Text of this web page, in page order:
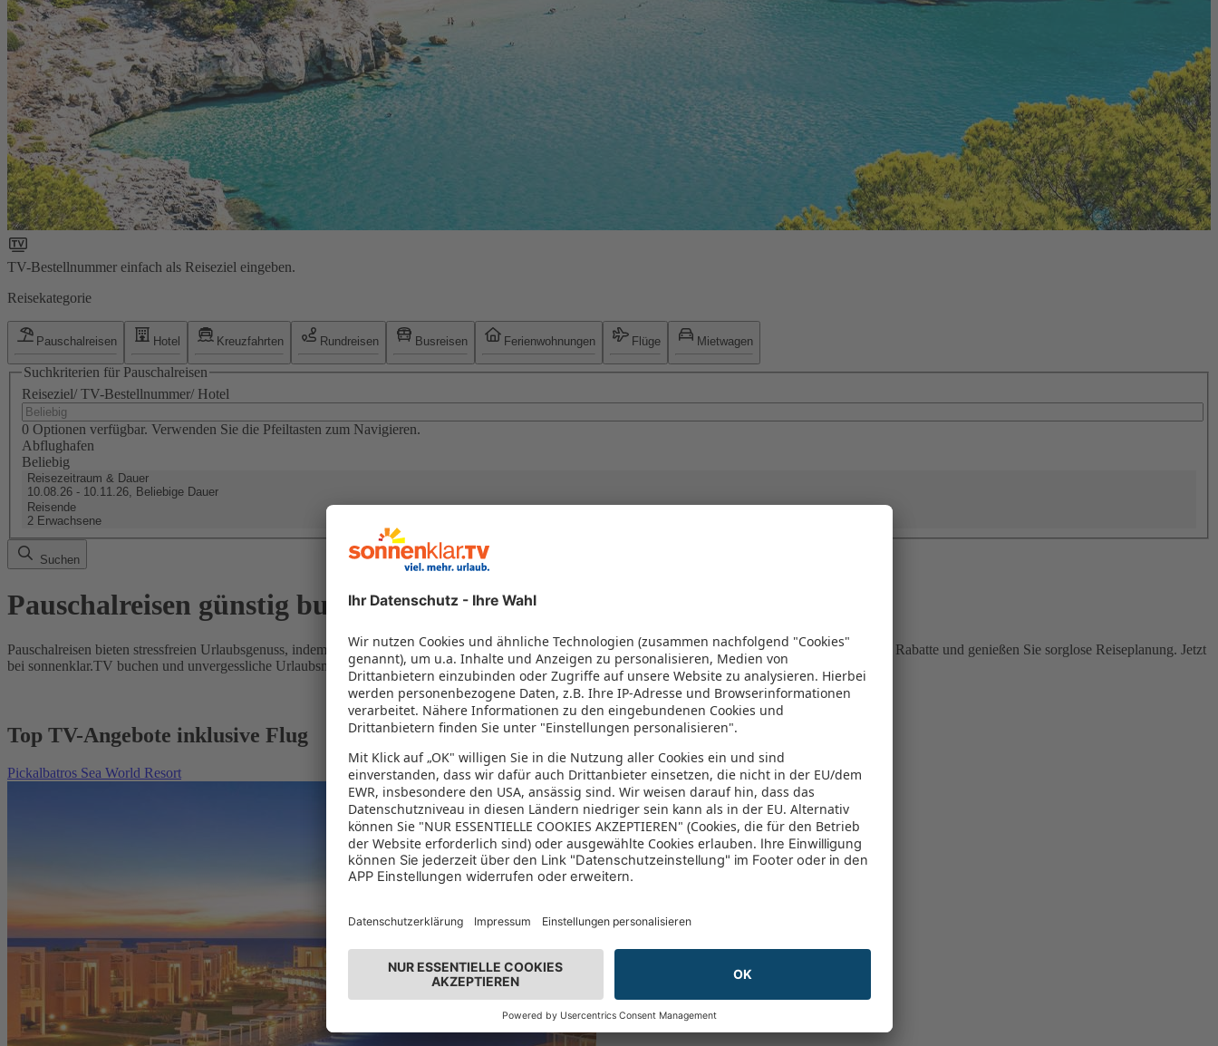
TV-Bestellnummer einfach als Reiseziel eingeben.
Reisekategorie
Pauschalreisen Hotel Kreuzfahrten Rundreisen Busreisen Ferienwohnungen Flüge Mietwagen
Suchkriterien für Pauschalreisen
Reiseziel/ TV-Bestellnummer/ Hotel
0 Optionen verfügbar. Verwenden Sie die Pfeiltasten zum Navigieren.
Abflughafen
Beliebig
Reisezeitraum & Dauer
10.08.26 - 10.11.26, Beliebige Dauer
Reisende
2 Erwachsene
Suchen
Pauschalreisen günstig buchen
Pauschalreisen bieten stressfreien Urlaubsgenuss, indem Flug und Hotel in einem Paket kombiniert werden – das spart Zeit und Geld. Nutzen Sie attraktive Rabatte und genießen Sie sorglose Reiseplanung. Jetzt
bei sonnenklar.TV buchen und unvergessliche Urlaubsmomente erleben!
Top TV-Angebote inklusive Flug
Pickalbatros Sea World Resort